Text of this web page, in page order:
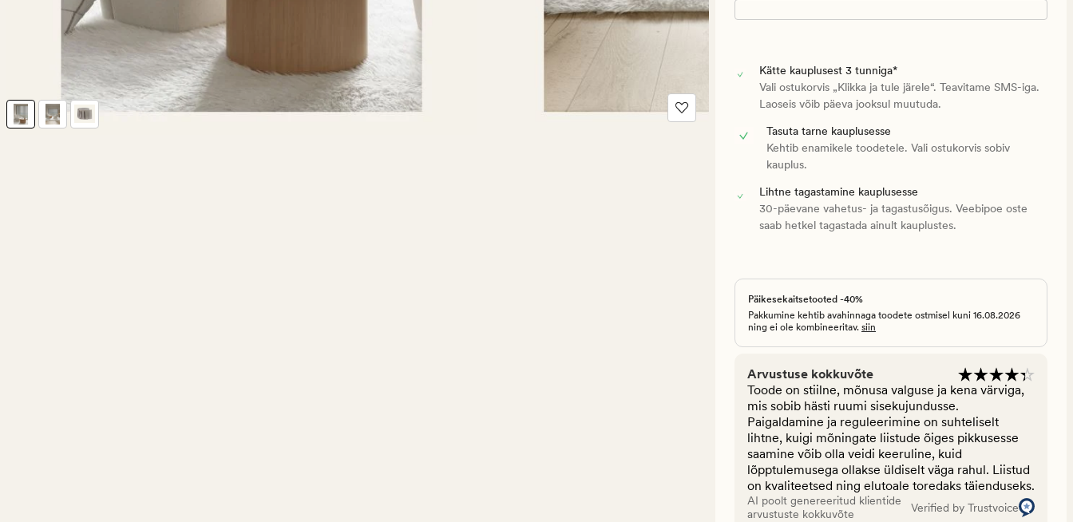
Kätte kauplusest 3 tunniga*
Vali ostukorvis „Klikka ja tule järele“. Teavitame SMS-iga.
Laoseis võib päeva jooksul muutuda.
Tasuta tarne kauplusesse
Kehtib enamikele toodetele. Vali ostukorvis sobiv
kauplus.
Lihtne tagastamine kauplusesse
30-päevane vahetus- ja tagastusõigus. Veebipoe oste
saab hetkel tagastada ainult kauplustes.
Päikesekaitsetooted -40%
Pakkumine kehtib avahinnaga toodete ostmisel kuni 16.08.2026
ning ei ole kombineeritav. siin
Arvustuse kokkuvõte
Toode on stiilne, mõnusa valguse ja kena värviga,
mis sobib hästi ruumi sisekujundusse.
Paigaldamine ja reguleerimine on suhteliselt
lihtne, kuigi mõningate liistude õiges pikkusesse
saamine võib olla veidi keeruline, kuid
lõpptulemusega ollakse üldiselt väga rahul. Liistud
on kvaliteetsed ning elutoale toredaks täienduseks.
AI poolt genereeritud klientide
arvustuste kokkuvõte
Verified by Trustvoice